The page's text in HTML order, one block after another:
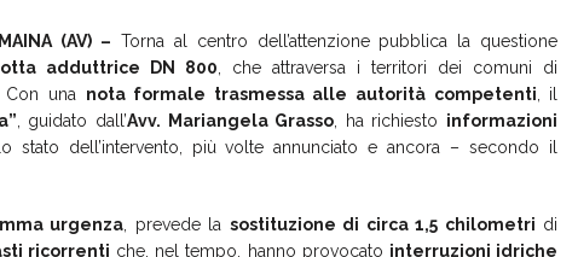
(AV) – Torna al centro dell’attenzione pubblica la questione
adduttrice DN 800 , che attraversa i territori dei comuni di
Con una nota formale trasmessa alle autorità competenti , il
, guidato dall’Avv. Mariangela Grasso , ha richiesto informazioni
stato dell’intervento, più volte annunciato e ancora – secondo il
urgenza , prevede la sostituzione di circa 1,5 chilometri di
ricorrenti che, nel tempo, hanno provocato interruzioni idriche